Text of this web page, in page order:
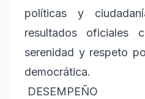
políticas y
resultados oficiales
serenidad y respeto
democrática.
DESEMPEÑO